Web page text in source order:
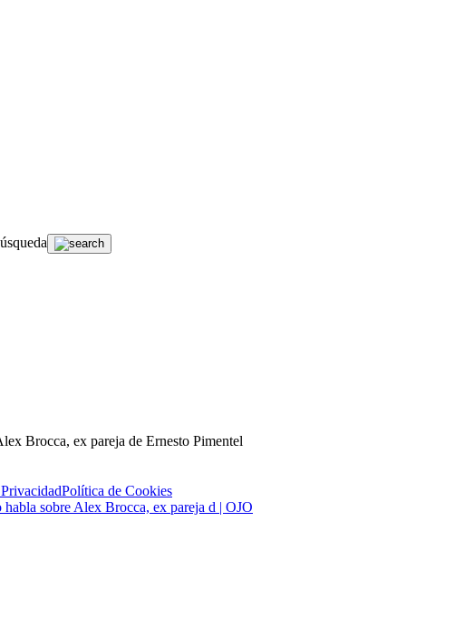
Brocca, ex pareja de Ernesto Pimentel
Política de Cookies